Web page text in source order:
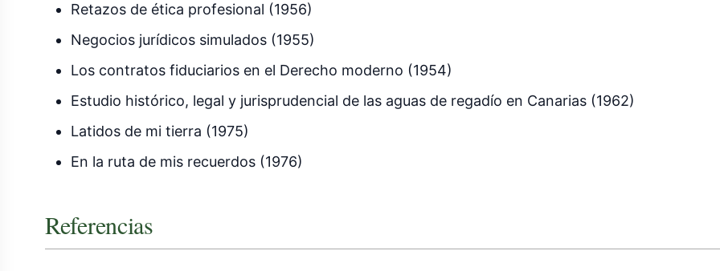
Retazos de ética profesional (1956)
Negocios jurídicos simulados (1955)
Los contratos fiduciarios en el Derecho moderno (1954)
Estudio histórico, legal y jurisprudencial de las aguas de regadío en Canarias (1962)
Latidos de mi tierra (1975)
En la ruta de mis recuerdos (1976)
Referencias